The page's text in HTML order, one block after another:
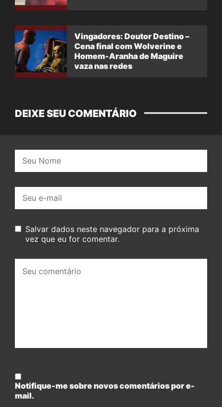
Vingadores: Doutor Destino –
Cena final com Wolverine e
Homem-Aranha de Maguire
vaza nas redes
DEIXE SEU COMENTÁRIO
mail:
Salvar dados neste navegador para a próxima
vez que eu for comentar.
comentário:
Notifique-me sobre novos comentários por e-
mail.